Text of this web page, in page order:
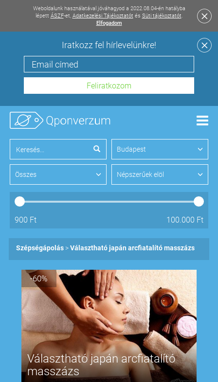
Weboldalunk használatával jóváhagyod a 2022.08.04-én hatályba
lépett ÁSZF-et, Adatkezelési Tájékoztatót és Süti tájékoztatót.
Elfogadom
Iratkozz fel hírlevelünkre!
Budapest
Összes Népszerűek elöl
900 Ft 100.000 Ft
Szépségápolás Választható japán arcfiatalító masszázs
-60%
Választható japán arcfiatalító
masszázs